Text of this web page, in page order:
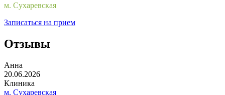
м. Сухаревская
Записаться на прием
Отзывы
Анна
20.06.2026
Клиника
м. Сухаревская